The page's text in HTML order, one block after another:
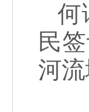
何
民
河